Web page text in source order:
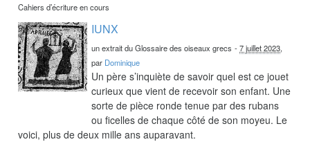
Cahiers d’écriture en cours
IUNX
un extrait du Glossaire des oiseaux grecs -7 juillet 2023,
par Dominique
Un père s’inquiète de savoir quel est ce jouet
curieux que vient de recevoir son enfant. Une
sorte de pièce ronde tenue par des rubans
ou ficelles de chaque côté de son moyeu. Le
voici, plus de deux mille ans auparavant.